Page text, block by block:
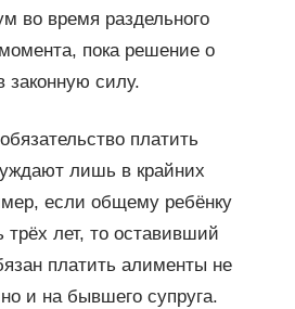
во время раздельного
пока решение о
законную силу.
платить
лишь в крайних
если общему ребёнку
трёх лет, то оставивший
платить алименты не
и на бывшего супруга.